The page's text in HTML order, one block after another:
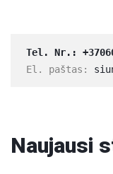
Tel. Nr.:
El. paštas:
Naujausi